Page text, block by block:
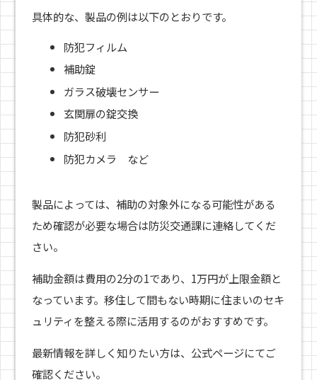
具体的な、製品の例は以下のとおりです。
防犯フィルム
補助錠
ガラス破壊センサー
玄関扉の錠交換
防犯砂利
防犯カメラ など
製品によっては、補助の対象外になる可能性がある
ため確認が必要な場合は防災交通課に連絡してくだ
さい。
補助金額は費用の2分の1であり、1万円が上限金額と
なっています。移住して間もない時期に住まいのセキ
ュリティを整える際に活用するのがおすすめです。
最新情報を詳しく知りたい方は、公式ページにてご
確認ください。